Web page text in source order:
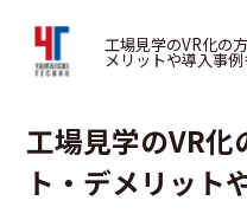
工場見学のVR化の
メリットや導入事
2025/06/03
工場見学のVR化
ト・デメリット